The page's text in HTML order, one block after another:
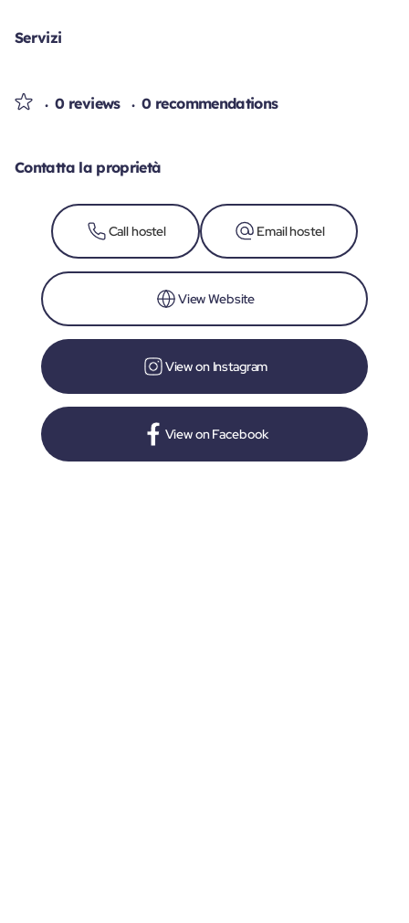
Servizi
0 reviews 0 recommendations
Contatta la proprietà
Call hostel Email hostel
View Website
View on Instagram
View on Facebook